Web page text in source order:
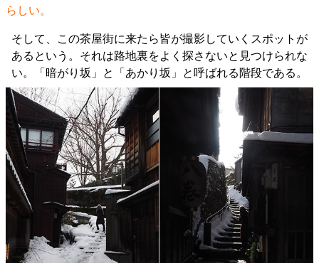
らしい。
そして、この茶屋街に来たら皆が撮影していくスポットが
あるという。それは路地裏をよく探さないと見つけられな
い。「暗がり坂」と「あかり坂」と呼ばれる階段である。